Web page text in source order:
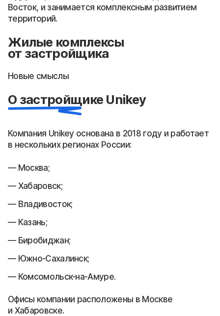
Восток, и занимается комплексным развитием
территорий.
Жилые комплексы
от застройщика
Новые смыслы
О застройщике Unikey
Компания Unikey основана в 2018 году и работает
в нескольких регионах России:
Москва;
Хабаровск;
Владивосток;
Казань;
Биробиджан;
Южно-Сахалинск;
Комсомольск-на-Амуре.
Офисы компании расположены в Москве
и Хабаровске.